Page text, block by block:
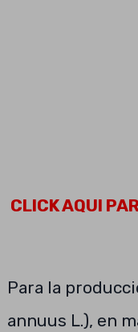
CLICK AQUI
Para la
annuus L.), en